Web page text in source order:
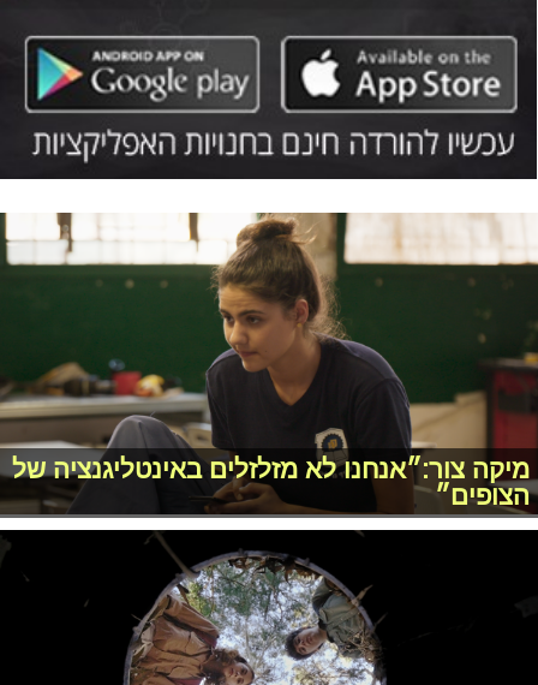
מיקה צור:״אנחנו לא מזלזלים באינטליגנציה של
הצופים״